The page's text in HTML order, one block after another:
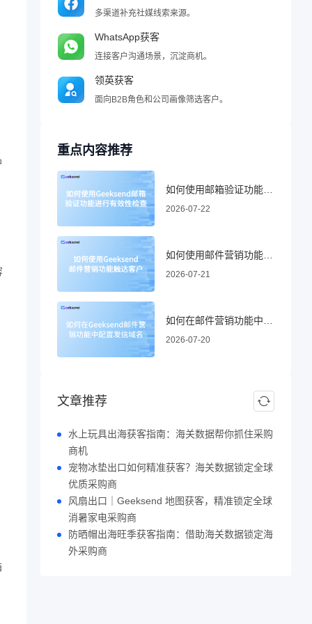
多渠道补充社媒线索来源。
WhatsApp获客
连接客户沟通场景，沉淀商机。
领英获客
面向B2B角色和公司画像筛选客户。
重点内容推荐
2026-07-22
2026-07-21
2026-07-20
文章推荐
水上玩具出海获客指南：海关数据帮你抓住采购
商机
宠物冰垫出口如何精准获客？海关数据锁定全球
优质采购商
风扇出口｜Geeksend 地图获客，精准锁定全球
消暑家电采购商
防晒帽出海旺季获客指南：借助海关数据锁定海
外采购商